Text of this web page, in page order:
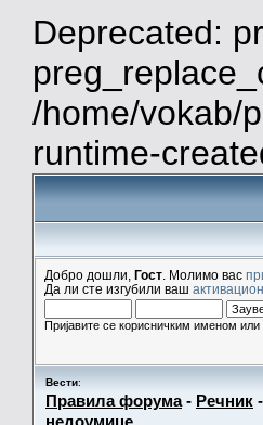
Deprecated:
/home/vokab/
runtime-
Добро дошли, Гост . Молимо вас
Да ли сте изгубили ваш
Пријавите се корисничким именом
Вести:
Правила форума- Речник -